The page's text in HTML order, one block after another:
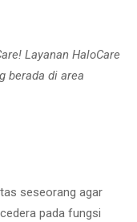
Layanan HaloCare
berada di area
seseorang agar
pada fungsi